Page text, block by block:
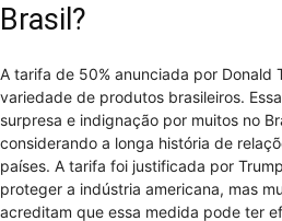
Brasil?
A tarifa de 50% anunciada por Donald
variedade de produtos brasileiros.
surpresa e indignação por muitos no
considerando a longa história de
países. A tarifa foi justificada por
proteger a indústria americana, mas
acreditam que essa medida pode ter